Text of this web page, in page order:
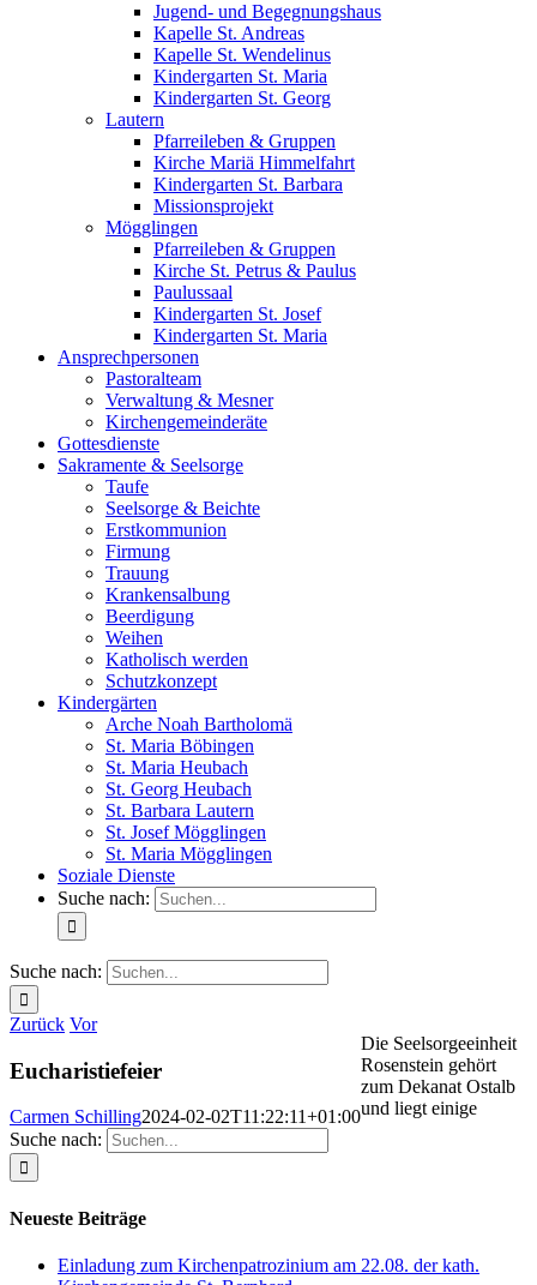
Jugend- und Begegnungshaus
Kapelle St. Andreas
Kapelle St. Wendelinus
Kindergarten St. Maria
Kindergarten St. Georg
Lautern
Pfarreileben & Gruppen
Kirche Mariä Himmelfahrt
Kindergarten St. Barbara
Missionsprojekt
Mögglingen
Pfarreileben & Gruppen
Kirche St. Petrus & Paulus
Paulussaal
Kindergarten St. Josef
Kindergarten St. Maria
Ansprechpersonen
Pastoralteam
Verwaltung & Mesner
Kirchengemeinderäte
Gottesdienste
Sakramente & Seelsorge
Taufe
Seelsorge & Beichte
Erstkommunion
Firmung
Trauung
Krankensalbung
Beerdigung
Weihen
Katholisch werden
Schutzkonzept
Kindergärten
Arche Noah Bartholomä
St. Maria Böbingen
St. Maria Heubach
St. Georg Heubach
St. Barbara Lautern
St. Josef Mögglingen
St. Maria Mögglingen
Soziale Dienste
Suche nach:
Suche nach:
Zurück Vor
Eucharistiefeier
Carmen Schilling2024-02-02T11:22:11+01:00
Suche nach:
Neueste Beiträge
Einladung zum Kirchenpatrozinium am 22.08. der kath.
Die Seelsorgeeinheit
Rosenstein gehört
zum Dekanat Ostalb
und liegt einige